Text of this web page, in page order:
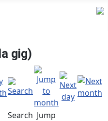
gig)
Search Jump